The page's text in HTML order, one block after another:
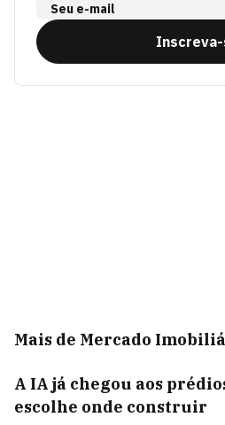
Seu e-mail
Mais de Mercado
A IA já chegou aos
escolhe onde construir